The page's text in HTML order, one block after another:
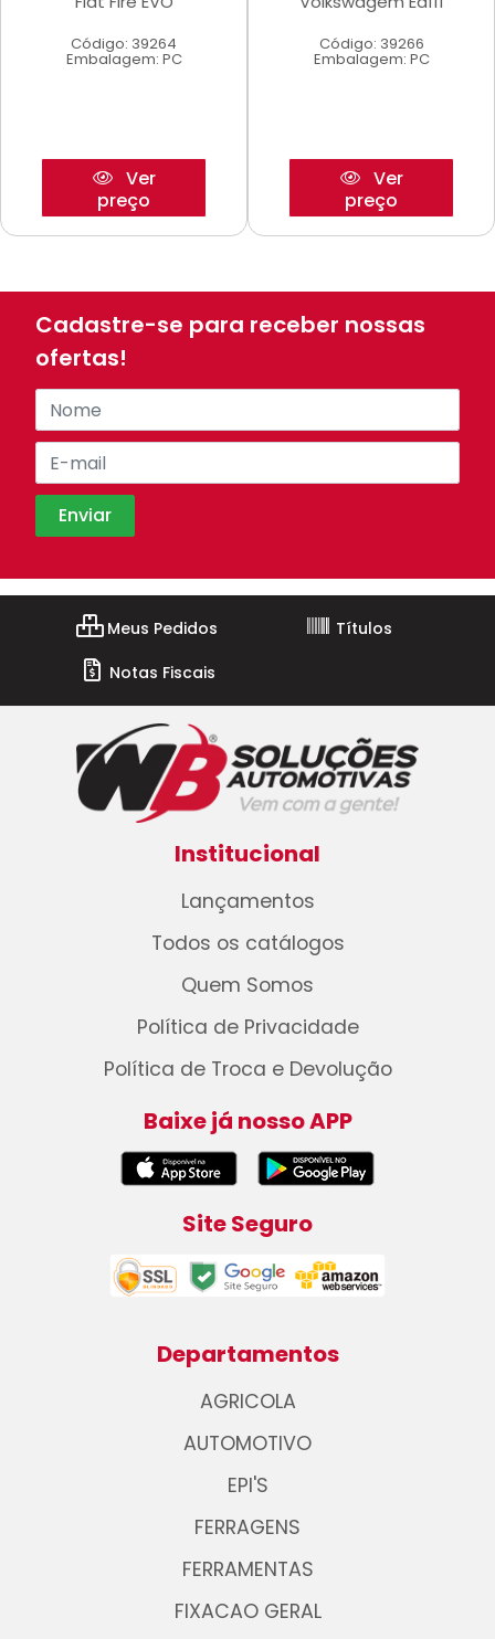
Código: 39264
Embalagem: PC
Ver
preço
Código: 39266
Embalagem: PC
Ver
preço
Cadastre-se para receber nossas
ofertas!
Meus Pedidos
Títulos
Notas Fiscais
Institucional
Lançamentos
Todos os catálogos
Quem Somos
Política de Privacidade
Política de Troca e Devolução
Baixe já nosso APP
Site Seguro
Departamentos
AGRICOLA
AUTOMOTIVO
EPI'S
FERRAGENS
FERRAMENTAS
FIXACAO GERAL